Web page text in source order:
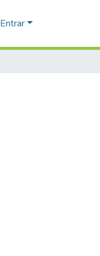
Entrar